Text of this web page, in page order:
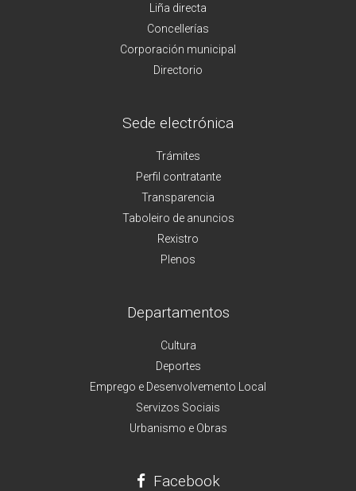
Liña directa
Concellerías
Corporación municipal
Directorio
Sede electrónica
Trámites
Perfil contratante
Transparencia
Taboleiro de anuncios
Rexistro
Plenos
Departamentos
Cultura
Deportes
Emprego e Desenvolvemento Local
Servizos Sociais
Urbanismo e Obras
Facebook